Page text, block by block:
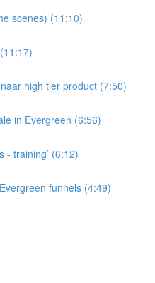
scenes) (11:10)
high tier product (7:50)
in Evergreen (6:56)
- training’ (6:12)
funnels (4:49)